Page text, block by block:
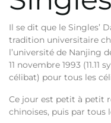
Il se dit que le Singles’
tradition universitaire
l’université de Nanjing
11 novembre 1993
célibat) pour tous les
Ce jour est petit à petit
chinoises, puis par tous